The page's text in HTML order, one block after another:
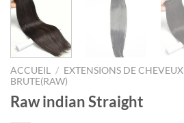
ACCUEIL / EXTENSIONS DE CHEVEUX
BRUTE(RAW)
Raw indian Straight